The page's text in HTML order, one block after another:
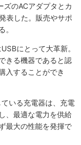
のACアダプタとカ
表した。販売やサポ
にとって大革新。
きる機器であると認
入することができ
いる充電器は、充電
、最適な電力を供給
最大の性能を発揮で